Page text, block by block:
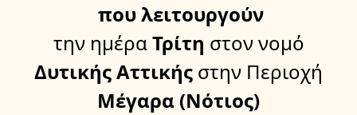
που λειτουργούν
την ημέραΤρίτη στον νομό
Δυτικής Αττικής στην Περιοχή
Μέγαρα (Νότιος)